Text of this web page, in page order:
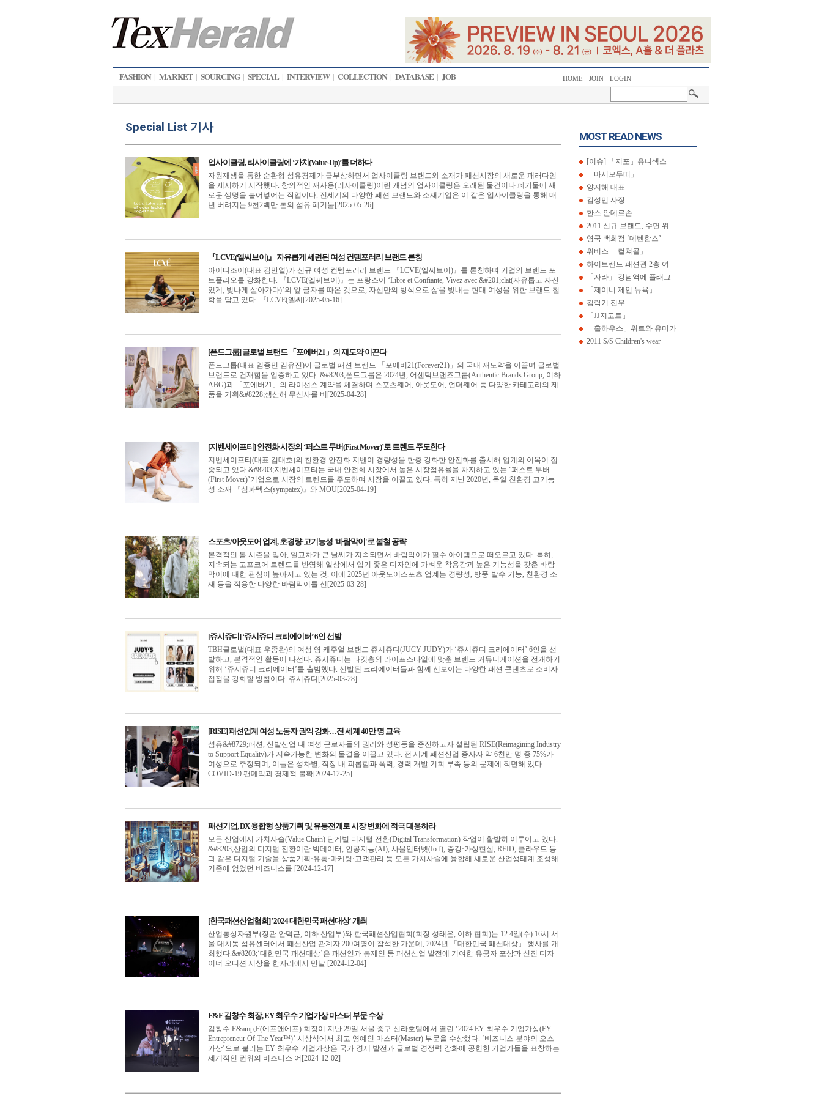
FASHION | MARKET | SOURCING | SPECIAL | INTERVIEW | COLLECTION | DATABASE | JOB HOME JOIN LOGIN
Special List 기사
업사이클링, 리사이클링에 ‘가치(Value-Up)’를 더하다
자원재생을 통한 순환형 섬유경제가 급부상하면서 업사이클링 브랜드와 소재가 패션시장의 새로운 패러다임
을 제시하기 시작했다. 창의적인 재사용(리사이클링)이란 개념의 업사이클링은 오래된 물건이나 폐기물에 새
로운 생명을 불어넣어는 작업이다. 전세계의 다양한 패션 브랜드와 소재기업은 이 같은 업사이클링을 통해 매
년 버려지는 9천2백만 톤의 섬유 폐기물[2025-05-26]
『LCVE(엘씨브이)』 자유롭게 세련된 여성 컨템포러리 브랜드 론칭
아이디조이(대표 김만열)가 신규 여성 컨템포러리 브랜드 『LCVE(엘씨브이)』를 론칭하며 기업의 브랜드 포
트폴리오를 강화한다. 『LCVE(엘씨브이)』는 프랑스어 ‘Libre et Confiante, Vivez avec &#201;clat(자유롭고 자신
있게, 빛나게 살아가다)’의 앞 글자를 따온 것으로, 자신만의 방식으로 삶을 빛내는 현대 여성을 위한 브랜드 철
학을 담고 있다. 『LCVE(엘씨[2025-05-16]
[폰드그룹] 글로벌 브랜드 「포에버21」의 재도약 이끈다
폰드그룹(대표 임종민 김유진)이 글로벌 패션 브랜드 「포에버21(Forever21)」의 국내 재도약을 이끌며 글로벌
브랜드로 건재함을 입증하고 있다. &#8203;폰드그룹은 2024년, 어센틱브랜즈그룹(Authentic Brands Group, 이하
ABG)과 「포에버21」의 라이선스 계약을 체결하며 스포츠웨어, 아웃도어, 언더웨어 등 다양한 카테고리의 제
품을 기획&#8228;생산해 무신사를 비[2025-04-28]
[지벤세이프티] 안전화 시장의 ‘퍼스트 무버(First Mover)’로 트렌드 주도한다
지벤세이프티(대표 김대호)의 친환경 안전화 지벤이 경량성을 한층 강화한 안전화를 출시해 업계의 이목이 집
중되고 있다.&#8203;지벤세이프티는 국내 안전화 시장에서 높은 시장점유율을 차지하고 있는 ‘퍼스트 무버
(First Mover)’기업으로 시장의 트렌드를 주도하며 시장을 이끌고 있다. 특히 지난 2020년, 독일 친환경 고기능
성 소재 『심파텍스(sympatex)』와 MOU[2025-04-19]
스포츠/아웃도어 업계, 초경량·고기능성 '바람막이'로 봄철 공략
본격적인 봄 시즌을 맞아, 일교차가 큰 날씨가 지속되면서 바람막이가 필수 아이템으로 떠오르고 있다. 특히,
지속되는 고프코어 트렌드를 반영해 일상에서 입기 좋은 디자인에 가벼운 착용감과 높은 기능성을 갖춘 바람
막이에 대한 관심이 높아지고 있는 것. 이에 2025년 아웃도어스포츠 업계는 경량성, 방풍·발수 기능, 친환경 소
재 등을 적용한 다양한 바람막이를 선[2025-03-28]
[쥬시쥬디] ‘쥬시쥬디 크리에이터’ 6인 선발
TBH글로벌(대표 우종완)의 여성 영 캐주얼 브랜드 쥬시쥬디(JUCY JUDY)가 ‘쥬시쥬디 크리에이터’ 6인을 선
발하고, 본격적인 활동에 나선다. 쥬시쥬디는 타깃층의 라이프스타일에 맞춘 브랜드 커뮤니케이션을 전개하기
위해 ‘쥬시쥬디 크리에이터’를 출범했다. 선발된 크리에이터들과 함께 선보이는 다양한 패션 콘텐츠로 소비자
접점을 강화할 방침이다. 쥬시쥬디[2025-03-28]
[RISE] 패션업계 여성 노동자 권익 강화…전 세계 40만 명 교육
섬유&#8729;패션, 신발산업 내 여성 근로자들의 권리와 성평등을 증진하고자 설립된 RISE(Reimagining Industry
to Support Equality)가 지속가능한 변화의 물결을 이끌고 있다. 전 세계 패션산업 종사자 약 6천만 명 중 75%가
여성으로 추정되며, 이들은 성차별, 직장 내 괴롭힘과 폭력, 경력 개발 기회 부족 등의 문제에 직면해 있다.
COVID-19 팬데믹과 경제적 불확[2024-12-25]
패션기업, DX 융합형 상품기획 및 유통전개로 시장 변화에 적극 대응하라
모든 산업에서 가치사슬(Value Chain) 단계별 디지털 전환(Digital Transformation) 작업이 활발히 이루어고 있다.
&#8203;산업의 디지털 전환이란 빅데이터, 인공지능(AI), 사물인터넷(IoT), 증강·가상현실, RFID, 클라우드 등
과 같은 디지털 기술을 상품기획·유통·마케팅·고객관리 등 모든 가치사슬에 융합해 새로운 산업생태계 조성해
기존에 없었던 비즈니스를 [2024-12-17]
[한국패션산업협회] '2024 대한민국 패션대상' 개최
산업통상자원부(장관 안덕근, 이하 산업부)와 한국패션산업협회(회장 성래은, 이하 협회)는 12.4일(수) 16시 서
울 대치동 섬유센터에서 패션산업 관계자 200여명이 참석한 가운데, 2024년 「대한민국 패션대상」 행사를 개
최했다.&#8203;‘대한민국 패션대상’은 패션인과 봉제인 등 패션산업 발전에 기여한 유공자 포상과 신진 디자
이너 오디션 시상을 한자리에서 만날 [2024-12-04]
F&F 김창수 회장, EY 최우수 기업가상 마스터 부문 수상
김창수 F&amp;F(에프앤에프) 회장이 지난 29일 서울 중구 신라호텔에서 열린 ‘2024 EY 최우수 기업가상(EY
Entrepreneur Of The Year™)’ 시상식에서 최고 영예인 마스터(Master) 부문을 수상했다. ‘비즈니스 분야의 오스
카상’으로 불리는 EY 최우수 기업가상은 국가 경제 발전과 글로벌 경쟁력 강화에 공헌한 기업가들을 표창하는
세계적인 권위의 비즈니스 어[2024-12-02]
MOST READ NEWS
[이슈] 「지포」유니섹스
「마시모두띠」
양지해 대표
김성민 사장
한스 안데르손
2011 신규 브랜드, 수면 위
영국 백화점 ‘데벤함스’
위비스 「컬쳐콜」
하이브랜드 패션관 2층 여
「자라」 강남역에 플래그
「제이니 제인 뉴욕」
김락기 전무
「JJ지고트」
「홀하우스」위트와 유머가
2011 S/S Children's wear